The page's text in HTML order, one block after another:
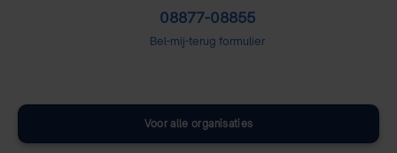
08877-08855
Bel-mij-terug formulier
Voor alle organisaties